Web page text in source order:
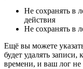
Не сохранять в
действия
Не сохранять в
Ещё вы можете
будет удалять
времени, и ваш лог не